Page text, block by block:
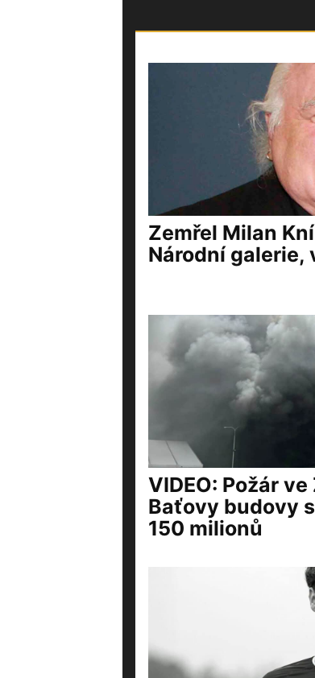
Zemřel Milan
Národní
VIDEO: Požár
Baťovy budovy
150 milionů